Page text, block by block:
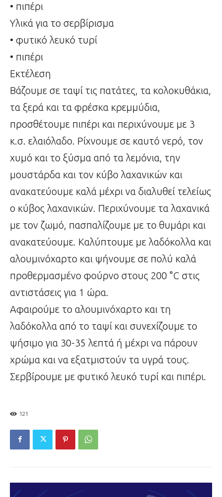
• πιπέρι
Υλικά για το σερβίρισμα
• φυτικό λευκό τυρί
• πιπέρι
Εκτέλεση
Βάζουμε σε ταψί τις πατάτες, τα κολοκυθάκια,
τα ξερά και τα φρέσκα κρεμμύδια,
προσθέτουμε πιπέρι και περιχύνουμε με 3
κ.σ. ελαιόλαδο. Ρίχνουμε σε καυτό νερό, τον
χυμό και το ξύσμα από τα λεμόνια, την
μουστάρδα και τον κύβο λαχανικών και
ανακατεύουμε καλά μέχρι να διαλυθεί τελείως
ο κύβος λαχανικών. Περιχύνουμε τα λαχανικά
με τον ζωμό, πασπαλίζουμε με το θυμάρι και
ανακατεύουμε. Καλύπτουμε με λαδόκολλα και
αλουμινόχαρτο και ψήνουμε σε πολύ καλά
προθερμασμένο φούρνο στους 200 °C στις
αντιστάσεις για 1 ώρα.
Αφαιρούμε το αλουμινόχαρτο και τη
λαδόκολλα από το ταψί και συνεχίζουμε το
ψήσιμο για 30-35 λεπτά ή μέχρι να πάρουν
χρώμα και να εξατμιστούν τα υγρά τους.
Σερβίρουμε με φυτικό λευκό τυρί και πιπέρι.
121